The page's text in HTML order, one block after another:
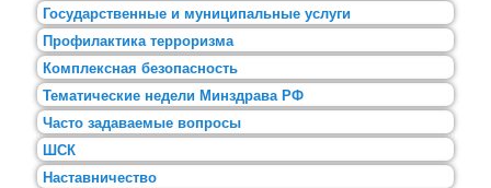
Государственные и муниципальные услуги
Профилактика терроризма
Комплексная безопасность
Тематические недели Минздрава РФ
Часто задаваемые вопросы
ШСК
Наставничество